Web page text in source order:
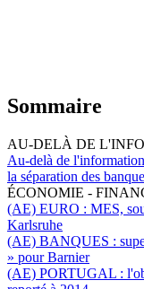
Sommaire
AU-DELÀ DE
Au-delà de
la séparation des
ÉCONOMIE -
(AE) EURO : MES,
Karlsruhe
(AE) BANQUES :
» pour Barnier
(AE) PORTUGAL :